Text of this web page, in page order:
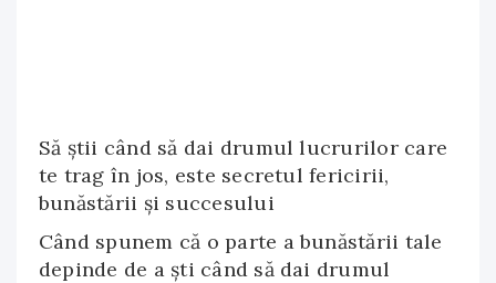
Să știi când să dai drumul lucrurilor care
te trag în jos, este secretul fericirii,
bunăstării și succesului
Când spunem că o parte a bunăstării tale
depinde de a ști când să dai drumul